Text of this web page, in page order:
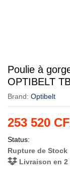
Poulie à
OPTIBELT
Brand: Optibelt
253 520
Status:
Rupture de Stock
Livraison en 2